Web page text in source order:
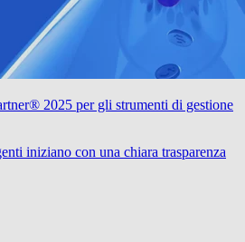
2025 per gli strumenti di gestione
iniziano con una chiara trasparenza